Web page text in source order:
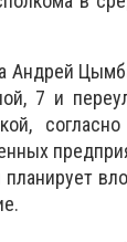
Андрей
7 и